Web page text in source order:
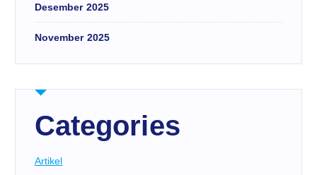
Desember 2025
November 2025
Categories
Artikel